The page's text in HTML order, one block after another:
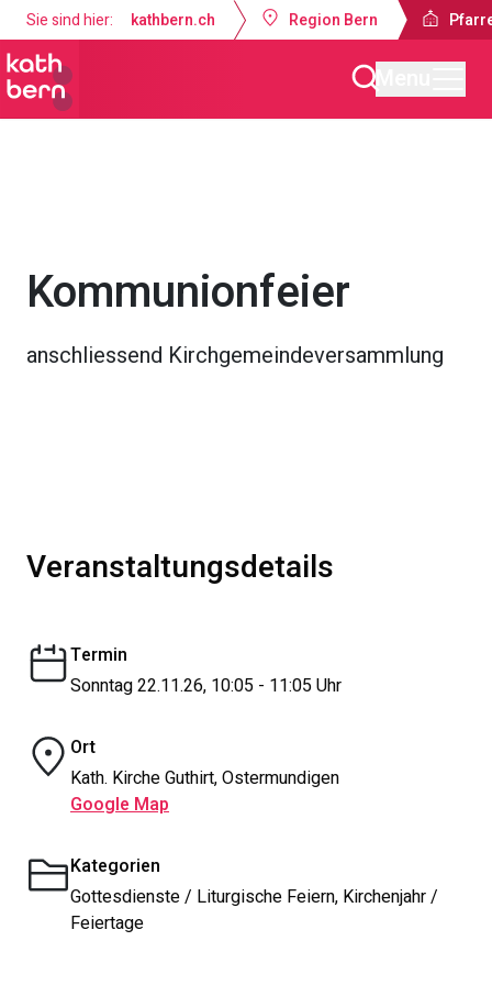
Sie sind hier: kathbern.ch Region Bern
Kommunionfeier
anschliessend Kirchgemeindeversammlung
Veranstaltungsdetails
Termin
Sonntag 22.11.26, 10:05 - 11:05 Uhr
Ort
Kath. Kirche Guthirt, Ostermundigen
Google Map
Kategorien
Gottesdienste / Liturgische Feiern, Kirchenjahr /
Feiertage